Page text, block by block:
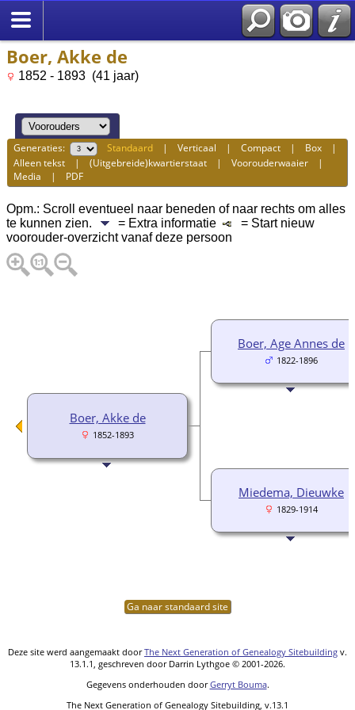
Boer, Akke de
1852 - 1893 (41 jaar)
Generaties: Standaard |Verticaal |Compact | Box |
Alleen tekst |(Uitgebreide)kwartierstaat |Voorouderwaaier |
Media | PDF
Opm.: Scroll eventueel naar beneden of naar rechts om alles
te kunnen zien.
= Extra informatie
= Start nieuw
voorouder-overzicht vanaf deze persoon
Boer, Akke de
1852-1893
Boer, Age Annes de
1822-1896
Miedema, Dieuwke
1829-1914
Ga naar standaard site
Deze site werd aangemaakt doorThe Next Generation of Genealogy Sitebuilding v.
13.1.1, geschreven door Darrin Lythgoe © 2001-2026.
Gegevens onderhouden doorGerryt Bouma.
The Next Generation of Genealogy Sitebuilding, v.13.1